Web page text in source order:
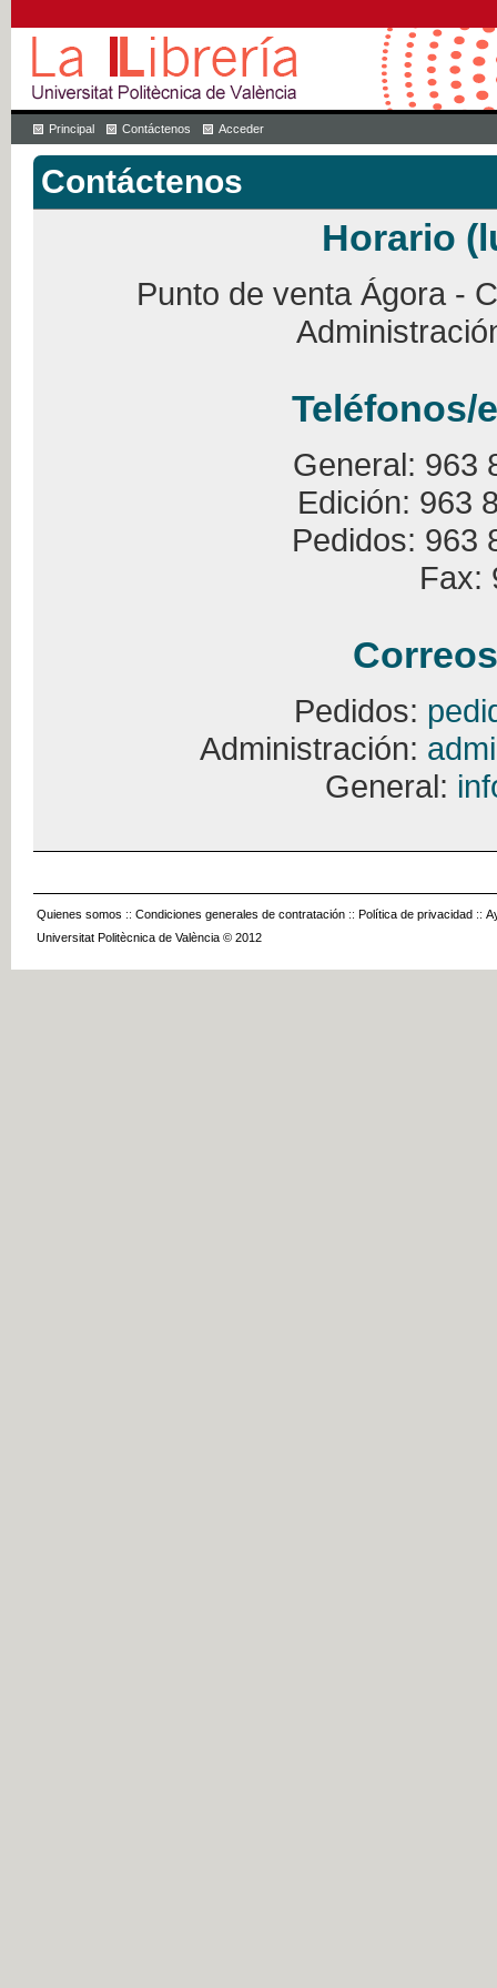
Principal Contáctenos Acceder
Contáctenos
Horario
Punto de venta Ágora -
Teléfonos/
General: 963
Edición: 963
Pedidos: 963
Fax:
Pedidos:
Administración:
General:
Quienes somos :: Condiciones generales de contratación :: Política de privacidad ::
Universitat Politècnica de València © 2012